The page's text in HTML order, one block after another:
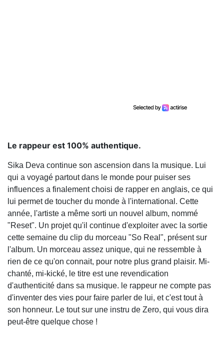
Le rappeur est 100% authentique.
Sika Deva continue son ascension dans la musique. Lui
qui a voyagé partout dans le monde pour puiser ses
influences a finalement choisi de rapper en anglais, ce qui
lui permet de toucher du monde à l'international. Cette
année, l'artiste a même sorti un nouvel album, nommé
"Reset". Un projet qu'il continue d'exploiter avec la sortie
cette semaine du clip du morceau "So Real", présent sur
l'album. Un morceau assez unique, qui ne ressemble à
rien de ce qu'on connait, pour notre plus grand plaisir. Mi-
chanté, mi-kické, le titre est une revendication
d'authenticité dans sa musique. le rappeur ne compte pas
d'inventer des vies pour faire parler de lui, et c'est tout à
son honneur. Le tout sur une instru de Zero, qui vous dira
peut-être quelque chose !